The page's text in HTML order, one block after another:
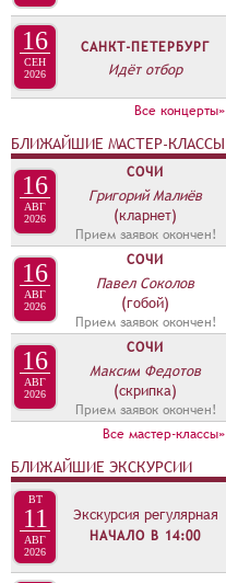
16
СЕН
2026
САНКТ-ПЕТЕРБУРГ
Идёт отбор
Все концерты»
БЛИЖАЙШИЕ МАСТЕР-КЛАССЫ
16
АВГ
2026
СОЧИ
Григорий Малиёв
(кларнет)
Прием заявок окончен!
16
АВГ
2026
СОЧИ
Павел Соколов
(гобой)
Прием заявок окончен!
16
АВГ
2026
СОЧИ
Максим Федотов
(скрипка)
Прием заявок окончен!
Все мастер-классы»
БЛИЖАЙШИЕ ЭКСКУРСИИ
ВТ
11
АВГ
2026
Экскурсия регулярная
НАЧАЛО В 14:00